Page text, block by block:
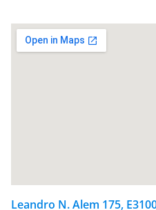
Leandro N. Alem 175,